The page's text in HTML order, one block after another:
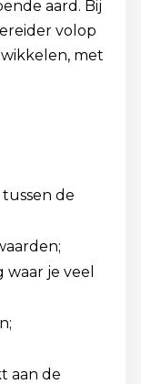
aard. Bij
volop
met
de
je veel
aan de